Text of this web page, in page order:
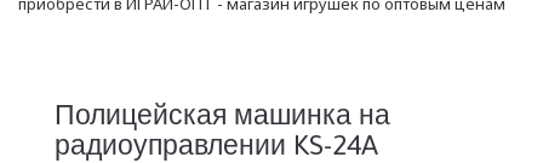
Полицейская машинка на
радиоуправлении KS-24A